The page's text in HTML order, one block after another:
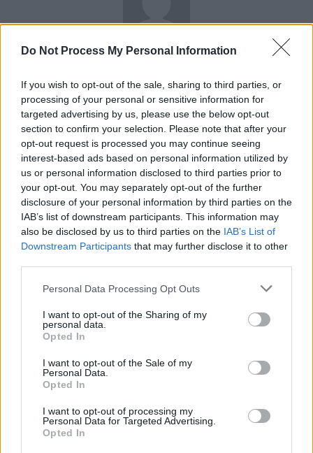
Do Not Process My Personal Information
If you wish to opt-out of the sale, sharing to third parties, or
processing of your personal or sensitive information for
targeted advertising by us, please use the below opt-out
section to confirm your selection. Please note that after your
opt-out request is processed you may continue seeing
interest-based ads based on personal information utilized by
us or personal information disclosed to third parties prior to
your opt-out. You may separately opt-out of the further
disclosure of your personal information by third parties on the
IAB’s list of downstream participants. This information may
also be disclosed by us to third parties on the IAB’s List of
Downstream Participants that may further disclose it to other
Personal Data Processing Opt Outs
I want to opt-out of the Sharing of my
personal data.
Opted In
I want to opt-out of the Sale of my
Personal Data.
Opted In
I want to opt-out of processing my
Personal Data for Targeted Advertising.
Opted In
News Santé
ARTICLES CONNEXES
Santé
Canicule : les conseils
essentiels des
cardiologues pour
éviter le danger
Santé
Éclipse du 12 août :
attention à la pénurie de
lunettes de sécurité
Santé
Un chewing-gum
révolutionnaire pour
combattre le cancer
buccal
Populaires
Ce cancer mortel explose chez les personnes nées après 1980 : le
symptôme à repérer